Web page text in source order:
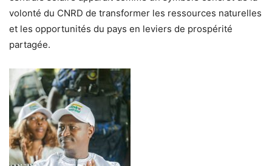
volonté du CNRD de transformer les ressources naturelles
et les opportunités du pays en leviers de prospérité
partagée.